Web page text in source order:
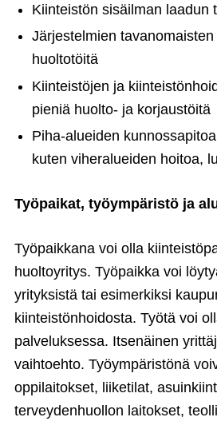
Kiinteistön sisäilman laadun
Järjestelmien
huoltotöitä
Kiinteistöjen ja
pieniä huolto- ja korjaustöitä
Piha-alueiden
kuten viheralueiden hoitoa,
Työpaikat, työympäristö ja
Työpaikkana voi olla
huoltoyritys. Työpaikka voi
yrityksistä tai esimerkiksi
kiinteistönhoidosta. Työtä voi
palveluksessa. Itsenäinen
vaihtoehto. Työympäristönä
oppilaitokset, liiketilat,
terveydenhuollon laitokset,